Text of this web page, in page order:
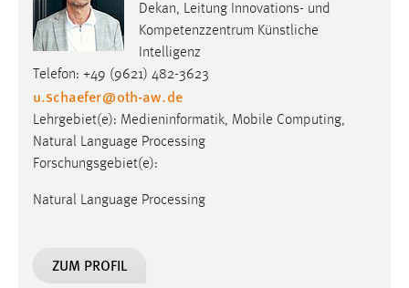
Dekan, Leitung Innovations- und
Kompetenzzentrum Künstliche
Intelligenz
Telefon: +49 (9621) 482-3623
u.schaefer@oth-aw.de
Lehrgebiet(e): Medieninformatik, Mobile Computing,
Natural Language Processing
Forschungsgebiet(e):
Natural Language Processing
ZUM PROFIL